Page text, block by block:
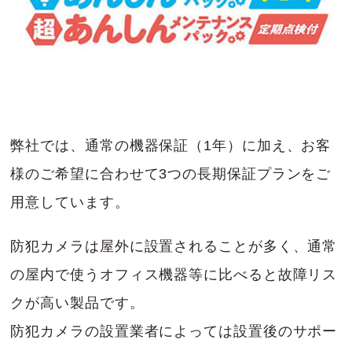
弊社では、通常の機器保証（1年）に加え、お客
様のご希望に合わせて3つの長期保証プランをご
用意しています。
防犯カメラは屋外に設置されることが多く、通常
の屋内で使うオフィス機器等に比べると故障リス
クが高い製品です。
防犯カメラの設置業者によっては設置後のサポー